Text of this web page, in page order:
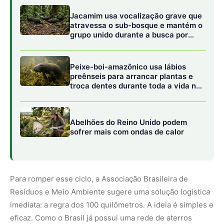
Para romper esse ciclo, a Associação Brasileira de
Resíduos e Meio Ambiente sugere uma solução logística
imediata: a regra dos 100 quilômetros. A ideia é simples e
eficaz. Como o Brasil já possui uma rede de aterros
sanitários operacionais, bastaria transferir o descarte das
cidades que estão em um raio de até 100 quilômetros
menos um desafio de engenharia e mais uma questão de
vontade política e organização regional. A formação de
consórcios intermunicipais surge como a saída para que
atraiam os investimentos necessários para transformar o